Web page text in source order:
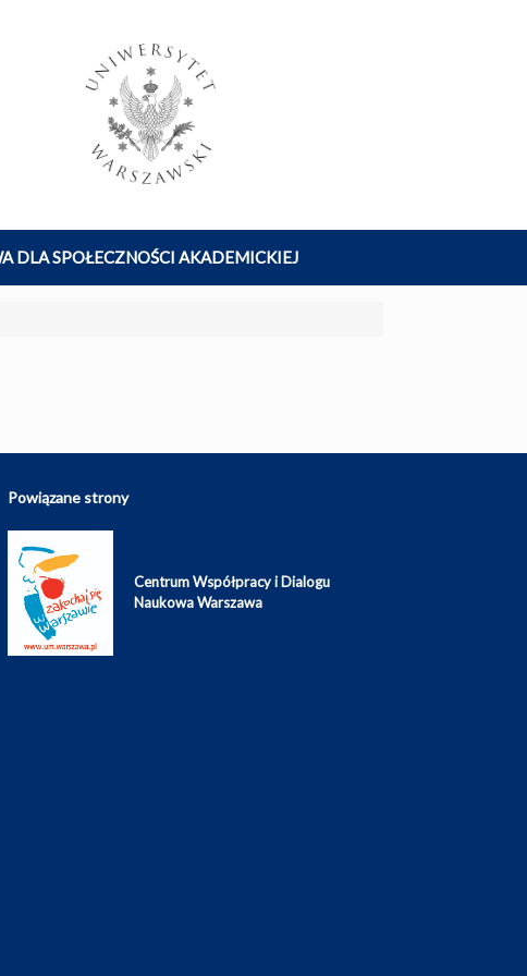
DLA SPOŁECZNOŚCI AKADEMICKIEJ
Powiązane strony
Centrum Współpracy i Dialogu
Naukowa Warszawa